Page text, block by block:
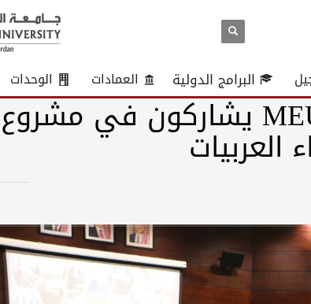
البرامج الدولية العمادات الوحدات
طلبة جامعة الشرق الأوسط MEU يشاركون في مشروع
العربيات